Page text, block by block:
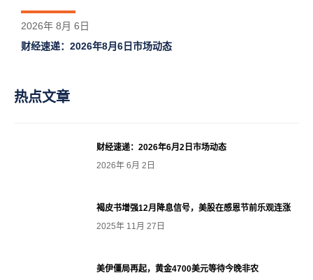
2026年 8月 6日
财经速递：2026年8月6日市场动态
热点文章
财经速递：2026年6月2日市场动态
2026年 6月 2日
褐皮书增强12月降息信号，美股在感恩节前乐观连涨
2025年 11月 27日
美伊僵局再起，黄金4700美元等待今晚非农